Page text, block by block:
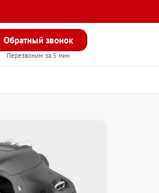
Обратный звонок
Перезвоним за 5 мин